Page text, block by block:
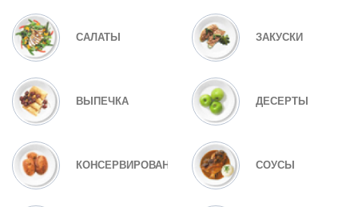
САЛАТЫ ЗАКУСКИ
ВЫПЕЧКА ДЕСЕРТЫ
КОНСЕРВИРОВАНИЕ СОУСЫ